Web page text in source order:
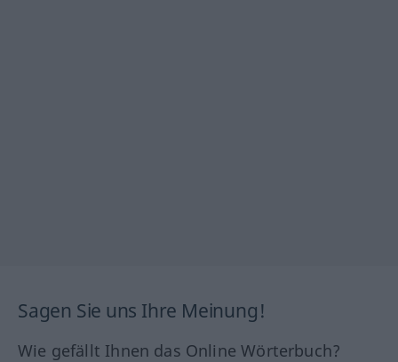
Sagen Sie uns Ihre Meinung!
Wie gefällt Ihnen das Online Wörterbuch?